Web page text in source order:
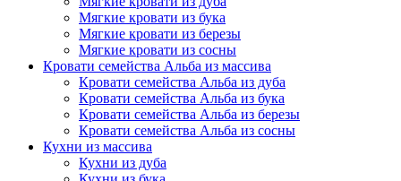
Мягкие кровати из бука
Мягкие кровати из березы
Мягкие кровати из сосны
Кровати семейства Альба из массива
Кровати семейства Альба из дуба
Кровати семейства Альба из бука
Кровати семейства Альба из березы
Кровати семейства Альба из сосны
Кухни из массива
Кухни из дуба